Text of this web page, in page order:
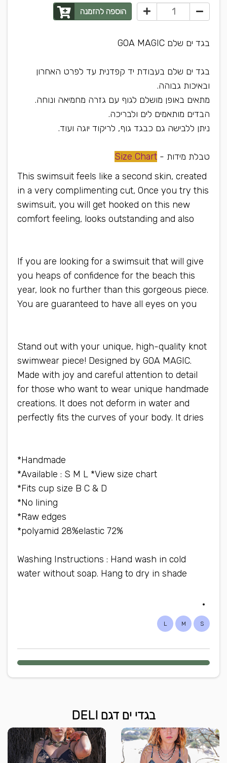
הוספה להזמנה
בגד ים שלם GOA MAGIC
בגד ים שלם בעבודת יד קפדנית עד לפרט האחרון
ובאיכות גבוהה.
מתאים באופן מושלם לגוף עם גזרה מחמיאה ונוחה.
הבדים מותאמים לים ולבריכה.
ניתן ללבישה גם כבגד גוף, לריקוד יוגה ועוד.
טבלת מידות - Size Chart
This swimsuit feels like a second skin, created
in a very complimenting cut, Once you try this
swimsuit, you will get hooked on this new
comfort feeling, looks outstanding and also
If you are looking for a swimsuit that will give
you heaps of confidence for the beach this
year, look no further than this gorgeous piece.
You are guaranteed to have all eyes on you
Stand out with your unique, high-quality knot
swimwear piece! Designed by GOA MAGIC.
Made with joy and careful attention to detail
for those who want to wear unique handmade
creations. It does not deform in water and
perfectly fits the curves of your body. It dries
Washing Instructions : Hand wash in cold
water without soap. Hang to dry in shade
S
M
L
בגדי ים דגם DELI